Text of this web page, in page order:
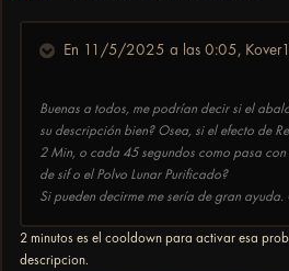
En 11/5/2025 a las 0:05,
Buenas a todos, me podrían decir si el
su descripción bien? Osea, si el efecto de
2 Min, o cada 45 segundos como pasa
de sif o el Polvo Lunar Purificado?
Si pueden decirme me sería de gran
2 minutos es el cooldown para activar esa
descripcion.